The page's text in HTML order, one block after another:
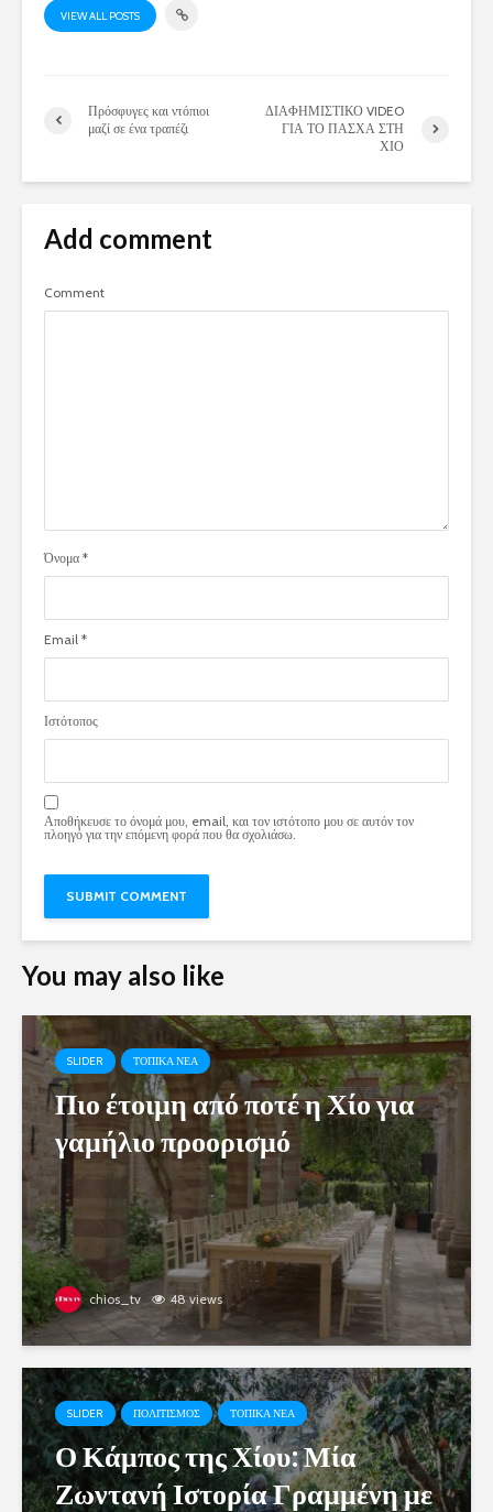
VIEW ALL POSTS
Πρόσφυγες και ντόπιοι
μαζί σε ένα τραπέζι
ΔΙΑΦΗΜΙΣΤΙΚΟ VIDEO
ΓΙΑ ΤΟ ΠΑΣΧΑ ΣΤΗ
ΧΙΟ
Add comment
Comment
Όνομα *
Email *
Ιστότοπος
Αποθήκευσε το όνομά μου, email, και τον ιστότοπο μου σε αυτόν τον
πλοηγό για την επόμενη φορά που θα σχολιάσω.
You may also like
SLIDER ΤΟΠΙΚΑ ΝΕΑ
Πιο έτοιμη από ποτέ η Χίο για
γαμήλιο προορισμό
chios_tv 48 views
SLIDER ΠΟΛΙΤΙΣΜΟΣ ΤΟΠΙΚΑ ΝΕΑ
Ο Κάμπος της Χίου: Μία
Ζωντανή Ιστορία Γραμμένη με